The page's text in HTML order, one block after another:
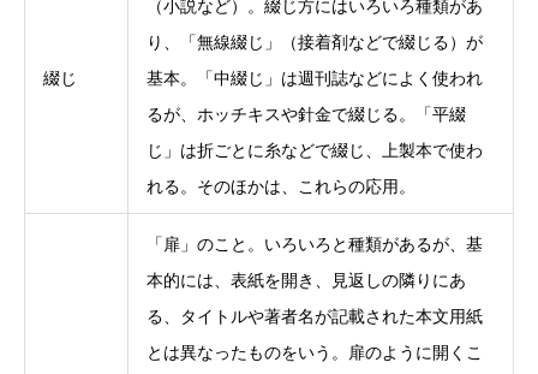
綴じ
（小説など）。綴じ方にはいろいろ種類があ
り、「無線綴じ」（接着剤などで綴じる）が
基本。「中綴じ」は週刊誌などによく使われ
るが、ホッチキスや針金で綴じる。「平綴
じ」は折ごとに糸などで綴じ、上製本で使わ
れる。そのほかは、これらの応用。
「扉」のこと。いろいろと種類があるが、基
本的には、表紙を開き、見返しの隣りにあ
る、タイトルや著者名が記載された本文用紙
とは異なったものをいう。扉のように開くこ